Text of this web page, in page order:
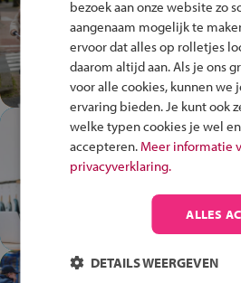
Fiets Veilig
Speel het Fiets
en win een
In de
plek!
op de
anders is!
Jouw
bezoek aan onze website zo
aangenaam mogelijk te
ervoor dat alles op rolletjes
daarom altijd aan. Als je ons
voor alle cookies, kunnen we
ervaring bieden. Je kunt ook
welke typen cookies je wel
accepteren. Meer informatie
privacyverklaring.
ALLES
DETAILS WEERGEVEN